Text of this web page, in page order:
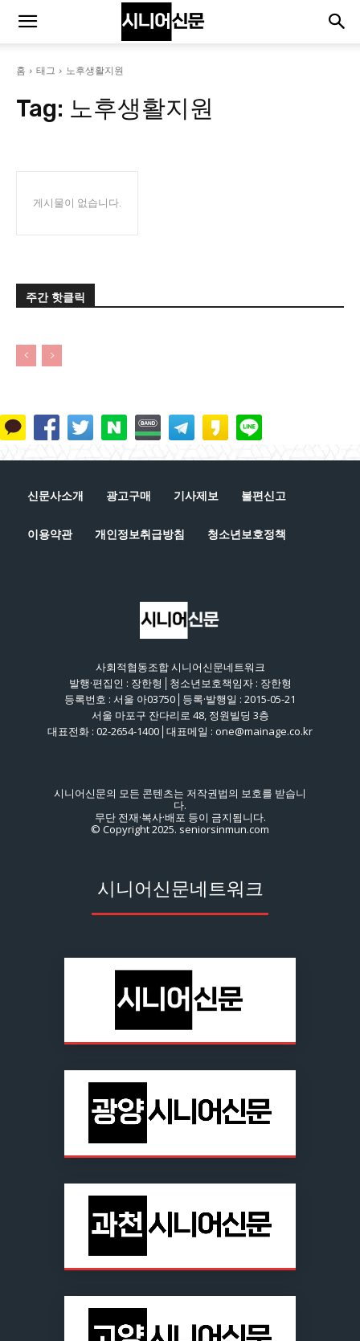
홈 태그 노후생활지원
Tag: 노후생활지원
게시물이 없습니다.
주간 핫클릭
신문사소개 광고구매 기사제보 불편신고
이용약관 개인정보취급방침 청소년보호정책
사회적협동조합 시니어신문네트워크
발행·편집인 : 장한형│청소년보호책임자 : 장한형
등록번호 : 서울 아03750│등록·발행일 : 2015-05-21
서울 마포구 잔다리로 48, 정원빌딩 3층
대표전화 : 02-2654-1400│대표메일 : one@mainage.co.kr
시니어신문의 모든 콘텐츠는 저작권법의 보호를 받습니
다.
무단 전재·복사·배포 등이 금지됩니다.
© Copyright 2025. seniorsinmun.com
시니어신문네트워크